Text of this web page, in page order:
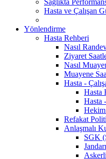
Hasta ve Çalışan
Yönlendirme
Hasta Rehberi
Nasıl
Ziyaret
Nasıl
Muayene
Hasta -
Hasta
Hasta
Hekim
Refakat
Anlaşmalı
SGK